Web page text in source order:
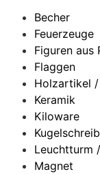
Becher
Feuerzeuge
Figuren aus
Flaggen
Holzartikel /
Keramik
Kiloware
Leuchtturm
Magnet